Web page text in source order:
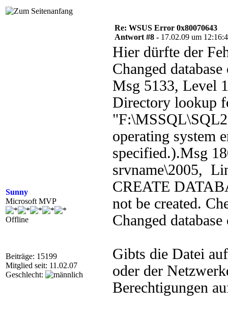
Sunny
Microsoft MVP
Offline
Beiträge: 15199
Mitglied seit: 11.02.07
Geschlecht:
Re: WSUS Error 0x80070643
Antwort #8 - 17.02.09 um
Hier dürfte der
Changed
Msg 5133, Level
Directory lookup
operating system
specified.).Msg
srvname\2005,
CREATE
not be created.
Changed
Gibts die Datei
oder der
Berechtigungen